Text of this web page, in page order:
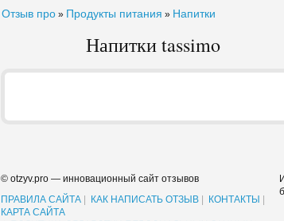
Отзыв про » Продукты питания » Напитки
Напитки tassimo
© otzyv.pro — инновационный сайт отзывов
ПРАВИЛА САЙТА
КАК НАПИСАТЬ ОТЗЫВ КОНТАКТЫ
КАРТА САЙТА